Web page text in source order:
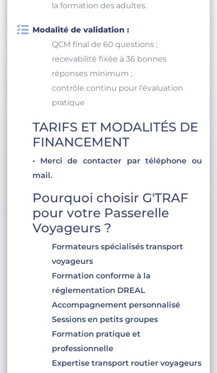
la formation des adultes.
Modalité de validation :
QCM final de 60 questions ;
recevabilité fixée à 36 bonnes
réponses minimum ;
contrôle continu pour l’évaluation
pratique
TARIFS ET MODALITÉS DE
FINANCEMENT
• Merci de contacter par téléphone ou
mail.
Pourquoi choisir G'TRAF
pour votre Passerelle
Voyageurs ?
Formateurs spécialisés transport
voyageurs
Formation conforme à la
réglementation DREAL
Accompagnement personnalisé
Sessions en petits groupes
Formation pratique et
professionnelle
Expertise transport routier voyageurs